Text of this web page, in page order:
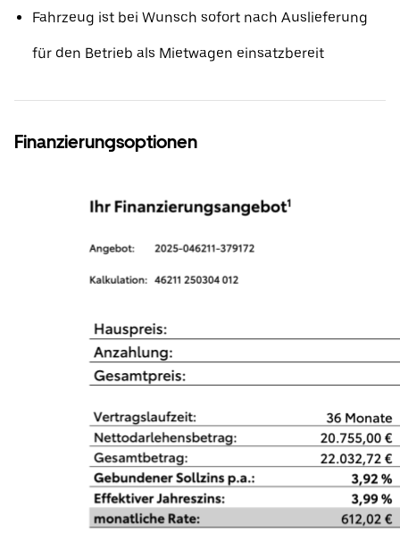
Fahrzeug ist bei Wunsch sofort nach Auslieferung
für den Betrieb als Mietwagen einsatzbereit
Finanzierungsoptionen